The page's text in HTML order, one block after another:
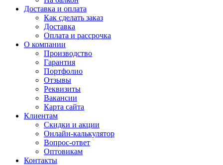
Доставка и оплата
Как сделать заказ
Доставка
Оплата и рассрочка
О компании
Производство
Гарантия
Портфолио
Отзывы
Реквизиты
Вакансии
Карта сайта
Клиентам
Скидки и акции
Онлайн-калькулятор
Вопрос-ответ
Оптовикам
Контакты